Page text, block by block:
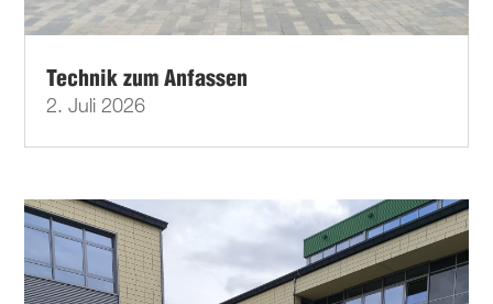
Technik zum Anfassen
2. Juli 2026